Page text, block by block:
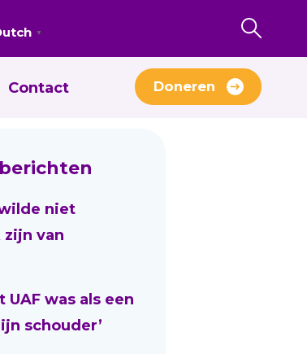
Contact
▼
Doneren
niet
van
UAF was als een
schouder’